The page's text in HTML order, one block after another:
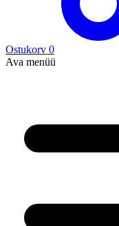
Ostukorv 0
Ava menüü